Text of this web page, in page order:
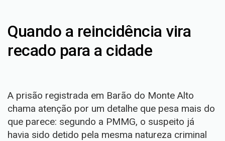
Quando a reincidência vira
recado para a cidade
A prisão registrada em Barão do Monte Alto
chama atenção por um detalhe que pesa mais do
que parece: segundo a PMMG, o suspeito já
havia sido detido pela mesma natureza criminal